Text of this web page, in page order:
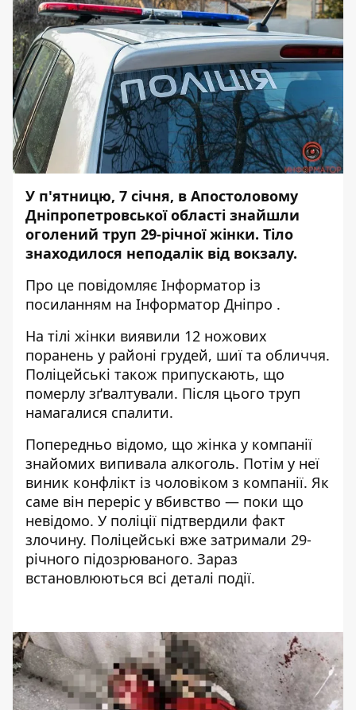
У п'ятницю, 7 січня, в Апостоловому
Дніпропетровської області знайшли
оголений труп 29-річної жінки. Тіло
знаходилося неподалік від вокзалу.
Про це повідомляє Інформатор із
посиланням на Інформатор Дніпро .
На тілі жінки виявили 12 ножових
поранень у районі грудей, шиї та обличчя.
Поліцейські також припускають, що
померлу зґвалтували. Після цього труп
намагалися спалити.
Попередньо відомо, що жінка у компанії
знайомих випивала алкоголь. Потім у неї
виник конфлікт із чоловіком з компанії. Як
саме він переріс у вбивство — поки що
невідомо. У поліції підтвердили факт
злочину. Поліцейські вже затримали 29-
річного підозрюваного. Зараз
встановлюються всі деталі події.